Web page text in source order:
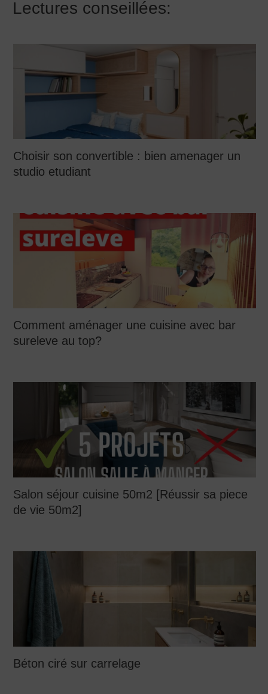
Lectures conseillées:
Choisir son convertible : bien amenager un
studio etudiant
Comment aménager une cuisine avec bar
sureleve au top?
Salon séjour cuisine 50m2 [Réussir sa piece
de vie 50m2]
Béton ciré sur carrelage